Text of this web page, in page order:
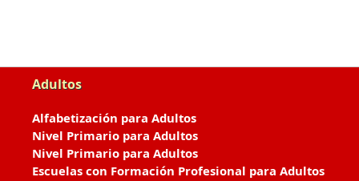
Adultos
Alfabetización para Adultos
Nivel Primario para Adultos
Nivel Primario para Adultos
Escuelas con Formación Profesional para Adultos